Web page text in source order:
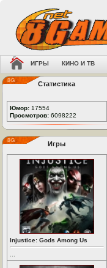
ИГРЫ КИНО И ТВ
Статистика
Юмор: 17554
Просмотров: 6098222
Игры
Injustice: Gods Among Us